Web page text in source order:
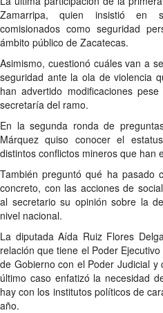
Zamarripa, quien insistió en
comisionados como seguridad
ámbito público de Zacatecas.
Asimismo, cuestionó cuáles van a
seguridad ante la ola de violencia
han advertido modificaciones
secretaría del ramo.
En la segunda ronda de
Márquez quiso conocer el
distintos conflictos mineros que han
También preguntó qué ha pasado
concreto, con las acciones de
al secretario su opinión sobre la
nivel nacional.
La diputada Aída Ruiz Flores
relación que tiene el Poder
de Gobierno con el Poder Judicial
último caso enfatizó la necesidad
hay con los institutos políticos de
año.